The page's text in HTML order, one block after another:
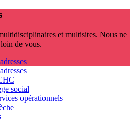
et multisites. Nous ne
de vous.
social
opérationnels